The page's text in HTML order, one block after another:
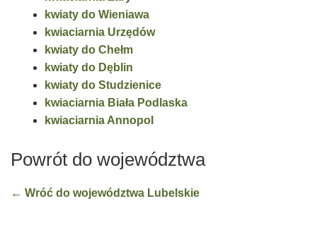
kwiaty do Wieniawa
kwiaciarnia Urzędów
kwiaty do Chełm
kwiaty do Dęblin
kwiaty do Studzienice
kwiaciarnia Biała Podlaska
kwiaciarnia Annopol
Powrót do województwa
← Wróć do województwa Lubelskie